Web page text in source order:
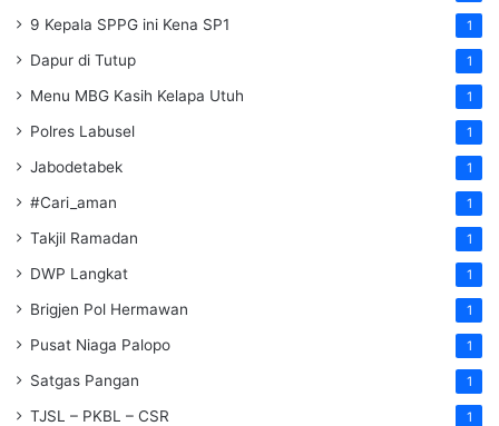
9 Kepala SPPG ini Kena SP1 1
Dapur di Tutup 1
Menu MBG Kasih Kelapa Utuh 1
Polres Labusel 1
Jabodetabek 1
#Cari_aman 1
Takjil Ramadan 1
DWP Langkat 1
Brigjen Pol Hermawan 1
Pusat Niaga Palopo 1
Satgas Pangan 1
TJSL – PKBL – CSR 1